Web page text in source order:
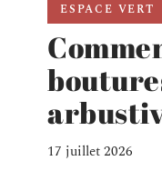
ESPACE VERT
17 juillet 2026